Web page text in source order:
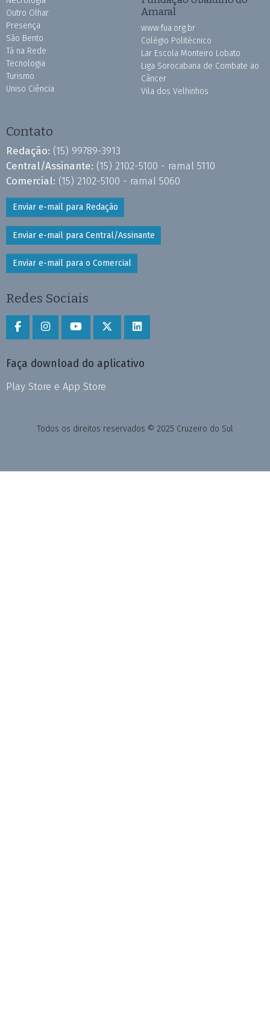
Outro Olhar
Presença
São Bento
Tá na Rede
Tecnologia
Turismo
Uniso Ciência
Amaral
www.fua.org.br
Colégio Politécnico
Lar Escola Monteiro Lobato
Liga Sorocabana de Combate ao
Câncer
Vila dos Velhinhos
Contato
Redação: (15) 99789-3913
Central/Assinante: (15) 2102-5100 - ramal 5110
Comercial: (15) 2102-5100 - ramal 5060
Enviar e-mail para Redação
Enviar e-mail para Central/Assinante
Enviar e-mail para o Comercial
Redes Sociais
Faça download do aplicativo
Play Store e App Store
Todos os direitos reservados © 2025 Cruzeiro do Sul